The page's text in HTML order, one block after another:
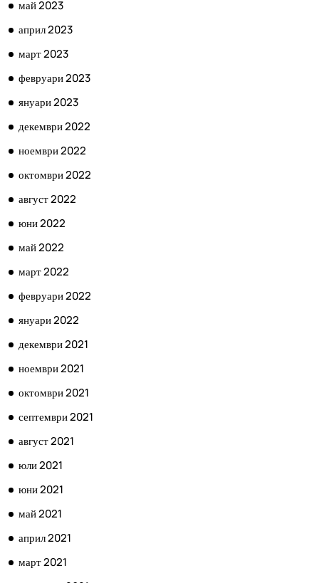
май 2023
април 2023
март 2023
февруари 2023
януари 2023
декември 2022
ноември 2022
октомври 2022
август 2022
юни 2022
май 2022
март 2022
февруари 2022
януари 2022
декември 2021
ноември 2021
октомври 2021
септември 2021
август 2021
юли 2021
юни 2021
май 2021
април 2021
март 2021